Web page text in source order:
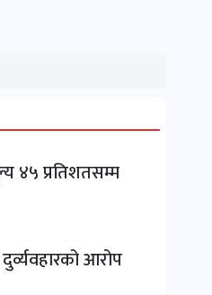
४५ प्रतिशतसम्म
आरोप